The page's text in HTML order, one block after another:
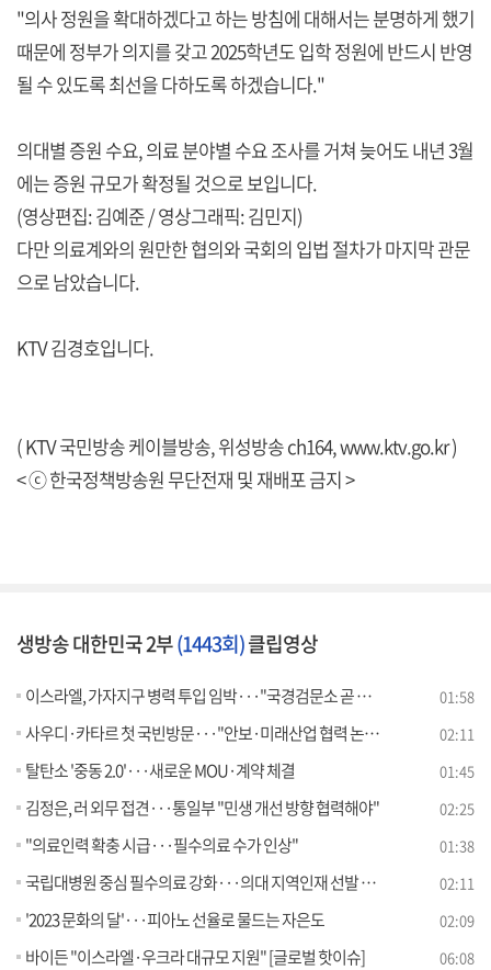
"의사 정원을 확대하겠다고 하는 방침에 대해서는 분명하게 했기
때문에 정부가 의지를 갖고 2025학년도 입학 정원에 반드시 반영
될 수 있도록 최선을 다하도록 하겠습니다."
의대별 증원 수요, 의료 분야별 수요 조사를 거쳐 늦어도 내년 3월
에는 증원 규모가 확정될 것으로 보입니다.
(영상편집: 김예준 / 영상그래픽: 김민지)
다만 의료계와의 원만한 협의와 국회의 입법 절차가 마지막 관문
으로 남았습니다.
KTV 김경호입니다.
( KTV 국민방송 케이블방송, 위성방송 ch164,www.ktv.go.kr)
< ⓒ 한국정책방송원 무단전재 및 재배포 금지 >
생방송 대한민국 2부(1443회)클립영상
이스라엘, 가자지구 병력 투입 임박···"국경검문소 곧 열릴 듯" 01:58
사우디·카타르 첫 국빈방문···"안보·미래산업 협력 논의" 02:11
탈탄소 '중동 2.0'···새로운 MOU·계약 체결 01:45
김정은, 러 외무 접견···통일부 "민생 개선 방향 협력해야" 02:25
"의료인력 확충 시급···필수의료 수가 인상" 01:38
국립대병원 중심 필수의료 강화···의대 지역인재 선발 확대 02:11
'2023 문화의 달'···피아노 선율로 물드는 자은도 02:09
바이든 "이스라엘·우크라 대규모 지원" [글로벌 핫이슈] 06:08